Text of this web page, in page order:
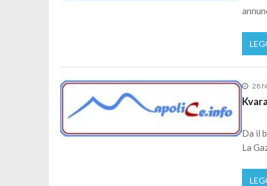
28
Da il
La